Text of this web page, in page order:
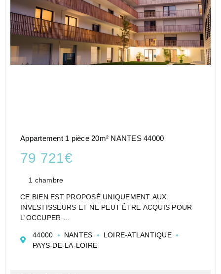
Appartement 1 pièce 20m² NANTES 44000
79 721€
1 chambre
CE BIEN EST PROPOSÉ UNIQUEMENT AUX
INVESTISSEURS ET NE PEUT ÊTRE ACQUIS POUR
L'OCCUPER
ETUDIANTE DE TYPE STUDIO DE 20 M² À NANTES -
LA RIVIERE - SOCIETE HOTELIERE DU LOGEMENT
44000 NANTES
LOIRE-ATLANTIQUE
PAYS-DE-LA-LOIRE